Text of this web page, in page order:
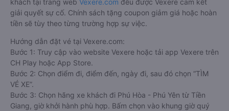
khách tại trang web Vexere.com đều được Vexere cam kết
giải quyết sự cố. Chính sách tặng coupon giảm giá hoặc hoàn
tiền sẽ tùy theo từng trường hợp sự việc.
Hướng dẫn đặt vé tại Vexere.com:
Bước 1: Truy cập vào website Vexere hoặc tải app Vexere trên
CH Play hoặc App Store.
Bước 2: Chọn điểm đi, điểm đến, ngày đi, sau đó chọn “TÌM
VÉ XE”.
Bước 3: Chọn hãng xe khách đi Phú Hòa - Phú Yên từ Tiền
Giang, giờ khởi hành phù hợp. Bấm chọn vào khung giờ quý